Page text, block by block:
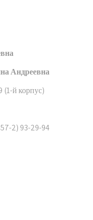
Андреевна
(1-й корпус)
2) 93-29-94